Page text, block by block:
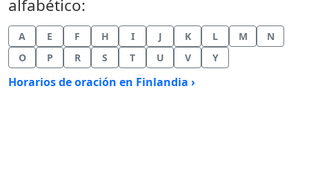
alfabético:
A E F H I J K L M
N
O
P R S T U V Y
Horarios de oración en Finlandia ›